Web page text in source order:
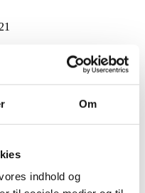
Om
indhold og
gudinde Durga, der
g. Fremstår med aldersrelateret
med mytologiske figurer